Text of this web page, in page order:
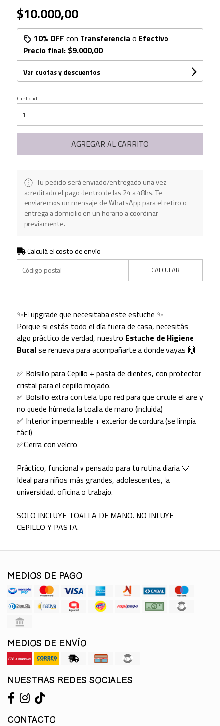
$10.000,00
10% OFF con Transferencia o Efectivo
Precio final: $9.000,00
Ver cuotas y descuentos
Cantidad
AGREGAR AL CARRITO
Tu pedido será enviado/entregado una vez
acreditado el pago dentro de las 24 a 48hs. Te
enviaremos un mensaje de WhatsApp para el retiro o
entrega a domicilio en un horario a coordinar
previamente.
Calculá el costo de envío
CALCULAR
✨El upgrade que necesitaba este estuche ✨
Porque si estás todo el día fuera de casa, necesitás
algo práctico de verdad, nuestro Estuche de Higiene
Bucalse renueva para acompañarte a donde vayas 🙌
✅ Bolsillo para Cepillo + pasta de dientes, con protector
cristal para el cepillo mojado.
✅ Bolsillo extra con tela tipo red para que circule el aire y
no quede húmeda la toalla de mano (incluida)
✅ Interior impermeable + exterior de cordura (se limpia
fácil)
✅Cierra con velcro
Práctico, funcional y pensado para tu rutina diaria 💙
Ideal para niños más grandes, adolescentes, la
universidad, oficina o trabajo.
SOLO INCLUYE TOALLA DE MANO. NO INLUYE
CEPILLO Y PASTA.
MEDIOS DE PAGO
MEDIOS DE ENVÍO
NUESTRAS REDES SOCIALES
CONTACTO